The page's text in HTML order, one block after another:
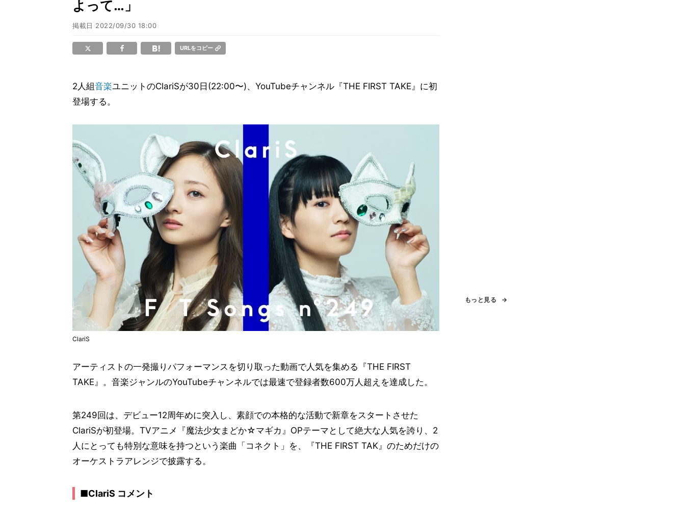
よって…」
掲載日 2022/09/30 18:00
URLをコピー
2人組音楽ユニットのClariSが30日(22:00〜)、YouTubeチャンネル『THE FIRST TAKE』に初
登場する。
ClariS
アーティストの一発撮りパフォーマンスを切り取った動画で人気を集める『THE FIRST
TAKE』。音楽ジャンルのYouTubeチャンネルでは最速で登録者数600万人超えを達成した。
第249回は、デビュー12周年めに突入し、素顔での本格的な活動で新章をスタートさせた
ClariSが初登場。TVアニメ『魔法少女まどか☆マギカ』OPテーマとして絶大な人気を誇り、2
人にとっても特別な意味を持つという楽曲「コネクト」を、『THE FIRST TAK』のためだけの
オーケストラアレンジで披露する。
■ClariS コメント
もっと見る